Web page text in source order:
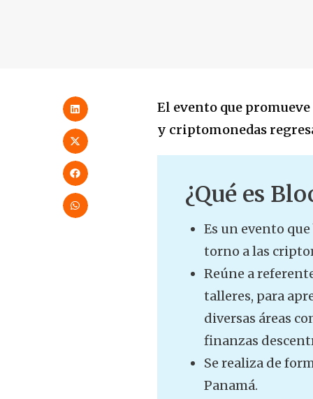
El evento que
y criptomonedas
¿Qué es
Es un evento
torno a las
Reúne a
talleres, para
diversas áreas
finanzas
Se realiza de
Panamá.